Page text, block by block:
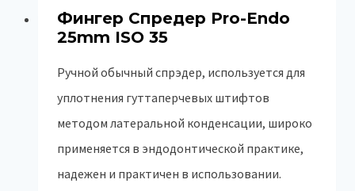
Фингер Спредер Pro-Endo
25mm ISO 35
Ручной обычный спрэдер, используется для
уплотнения гуттаперчевых штифтов
методом латеральной конденсации, широко
применяется в эндодонтической практике,
надежен и практичен в использовании.